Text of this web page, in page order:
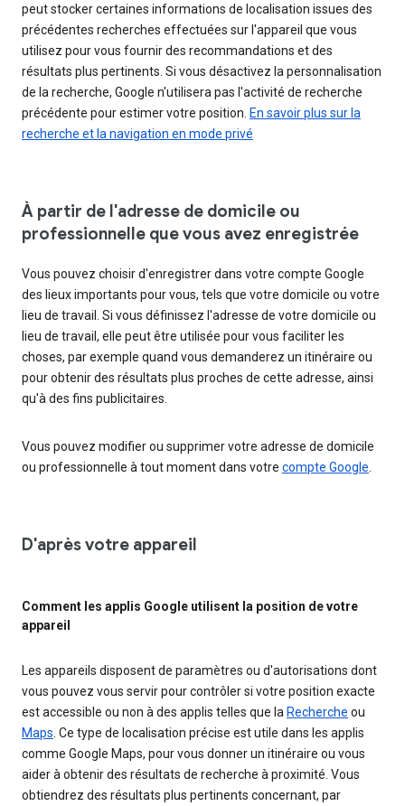
peut stocker certaines informations de localisation issues des
précédentes recherches effectuées sur l'appareil que vous
utilisez pour vous fournir des recommandations et des
résultats plus pertinents. Si vous désactivez la personnalisation
de la recherche, Google n'utilisera pas l'activité de recherche
précédente pour estimer votre position. En savoir plus sur la
recherche et la navigation en mode privé
À partir de l'adresse de domicile ou
professionnelle que vous avez enregistrée
Vous pouvez choisir d'enregistrer dans votre compte Google
des lieux importants pour vous, tels que votre domicile ou votre
lieu de travail. Si vous définissez l'adresse de votre domicile ou
lieu de travail, elle peut être utilisée pour vous faciliter les
choses, par exemple quand vous demanderez un itinéraire ou
pour obtenir des résultats plus proches de cette adresse, ainsi
qu'à des fins publicitaires.
Vous pouvez modifier ou supprimer votre adresse de domicile
ou professionnelle à tout moment dans votre compte Google
D'après votre appareil
Comment les applis Google utilisent la position de votre
appareil
Les appareils disposent de paramètres ou d'autorisations dont
vous pouvez vous servir pour contrôler si votre position exacte
est accessible ou non à des applis telles que la Recherche ou
Maps. Ce type de localisation précise est utile dans les applis
comme Google Maps, pour vous donner un itinéraire ou vous
aider à obtenir des résultats de recherche à proximité. Vous
obtiendrez des résultats plus pertinents concernant, par